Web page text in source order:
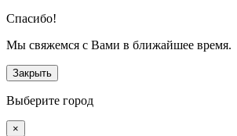
Спасибо!
Мы свяжемся с Вами в ближайшее время.
Закрыть
Выберите город
×